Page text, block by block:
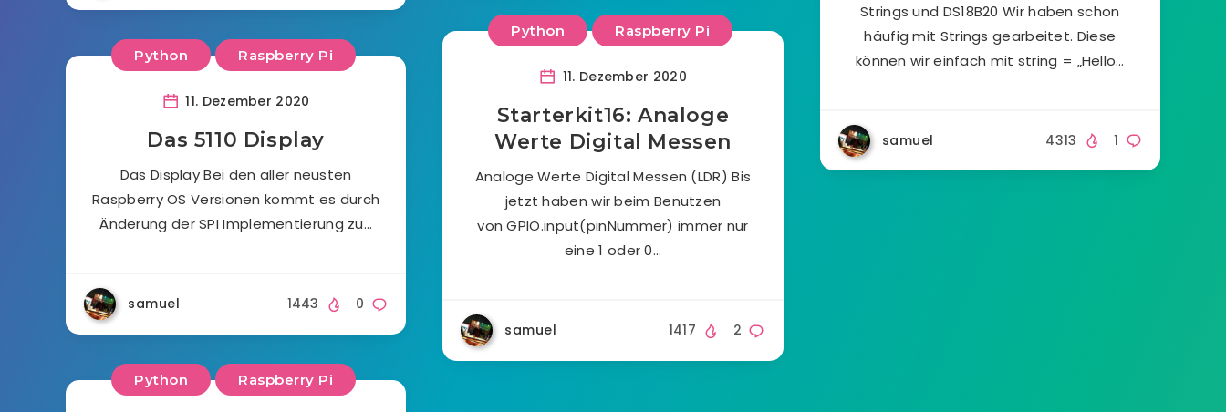
Python Raspberry Pi
11. Dezember 2020
Das 5110 Display
Das Display Bei den aller neusten
Raspberry OS Versionen kommt es durch
Änderung der SPI Implementierung zu…
samuel 0
1443
Python Raspberry Pi
11. Dezember 2020
Starterkit16: Analoge
Werte Digital Messen
Analoge Werte Digital Messen (LDR) Bis
jetzt haben wir beim Benutzen
von GPIO.input(pinNummer) immer nur
eine 1 oder 0…
samuel 2
1417
Strings und DS18B20 Wir haben schon
häufig mit Strings gearbeitet. Diese
können wir einfach mit string = „Hello…
samuel 1
4313
Python Raspberry Pi